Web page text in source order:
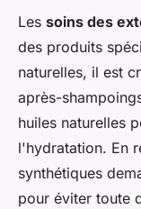
Les soins des
des produits
naturelles, il est
après-
huiles naturelles
l'hydratation. En
synthétiques
pour éviter toute